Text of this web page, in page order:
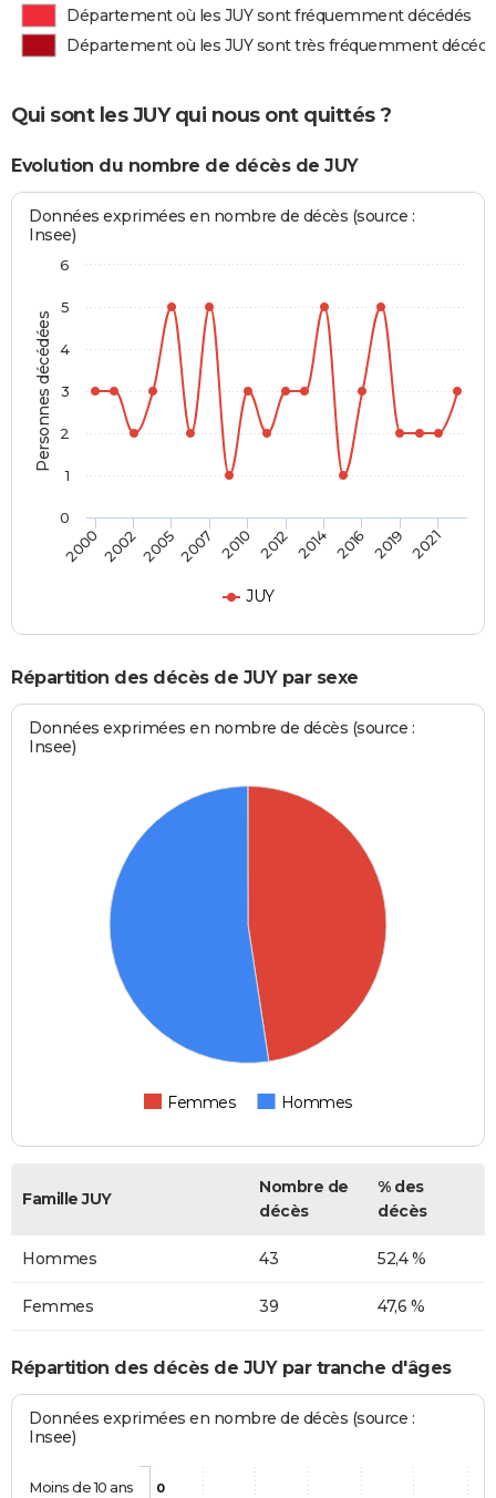
Département où les JUY sont fréquemment décédés
Département où les JUY sont très fréquemment
Qui sont les JUY qui nous ont quittés ?
Evolution du nombre de décès de JUY
Personnes décédées
Données exprimées en nombre de décès (source :
Insee)
JUY
2000200220052007 2010 2012 2014 2016 2019 2021
0
1
2
3
4
5
6
Répartition des décès de JUY par sexe
Données exprimées en nombre de décès (source :
Insee)
Femmes Hommes
Famille JUY
Nombre de
décès
% des
décès
Hommes 43 52,4 %
Femmes 39 47,6 %
Répartition des décès de JUY par tranche d'âges
Données exprimées en nombre de décès (source :
Insee)
0
Moins de 10 ans